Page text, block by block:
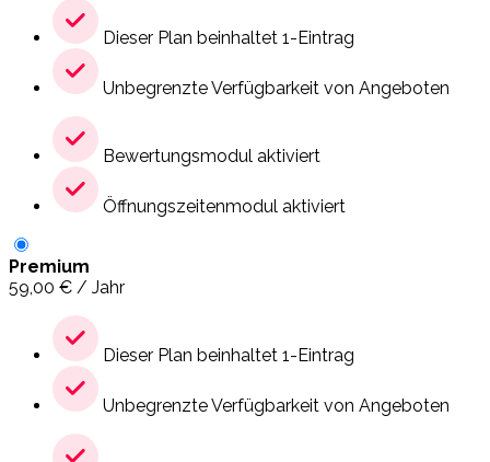
Dieser Plan beinhaltet 1-Eintrag
Unbegrenzte Verfügbarkeit von Angeboten
Bewertungsmodul aktiviert
Öffnungszeitenmodul aktiviert
Premium
59,00 € / Jahr
Dieser Plan beinhaltet 1-Eintrag
Unbegrenzte Verfügbarkeit von Angeboten